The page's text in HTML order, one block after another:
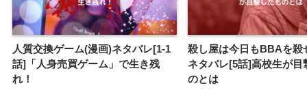
人質交換ゲーム(漫画)ネタバレ[1-1
話]「人身売買ゲーム」で生き残
れ！
殺し屋は今日もBBAを殺
ネタバレ[5話]高校生が目
のとは